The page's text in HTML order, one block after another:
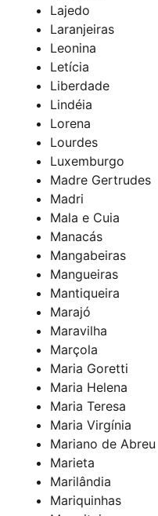
Lajedo
Laranjeiras
Leonina
Letícia
Liberdade
Lindéia
Lorena
Lourdes
Luxemburgo
Madre Gertrudes
Madri
Mala e Cuia
Manacás
Mangabeiras
Mangueiras
Mantiqueira
Marajó
Maravilha
Marçola
Maria Goretti
Maria Helena
Maria Teresa
Maria Virgínia
Mariano de Abreu
Marieta
Marilândia
Mariquinhas